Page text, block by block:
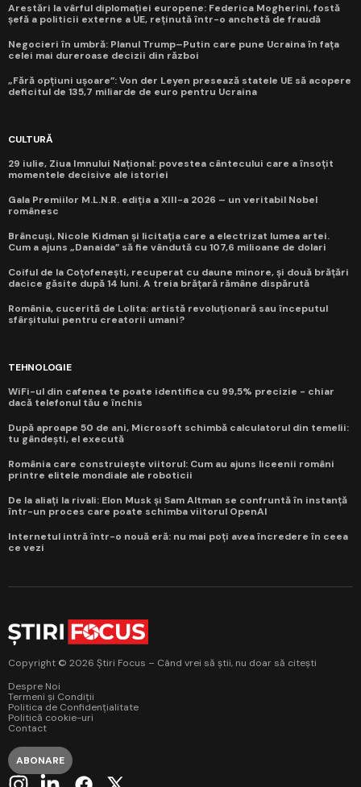
Arestări la vârful diplomației europene: Federica Mogherini, fostă
șefă a politicii externe a UE, reținută într-o anchetă de fraudă
Negocieri în umbră: Planul Trump–Putin care pune Ucraina în fața
celei mai dureroase decizii din război
„Fără opțiuni ușoare”: Von der Leyen presează statele UE să acopere
deficitul de 135,7 miliarde de euro pentru Ucraina
CULTURĂ
29 iulie, Ziua Imnului Național: povestea cântecului care a însoțit
momentele decisive ale istoriei
Gala Premiilor M.L.N.R. ediția a XIII-a 2026 – un veritabil Nobel
românesc
Brâncuși, Nicole Kidman și licitația care a electrizat lumea artei.
Cum a ajuns „Danaida” să fie vândută cu 107,6 milioane de dolari
Coiful de la Coțofenești, recuperat cu daune minore, și două brățări
dacice găsite după 14 luni. A treia brățară rămâne dispărută
România, cucerită de Lolita: artistă revoluționară sau începutul
sfârșitului pentru creatorii umani?
TEHNOLOGIE
WiFi-ul din cafenea te poate identifica cu 99,5% precizie - chiar
dacă telefonul tău e închis
După aproape 50 de ani, Microsoft schimbă calculatorul din temelii:
tu gândești, el execută
România care construiește viitorul: Cum au ajuns liceenii români
printre elitele mondiale ale roboticii
De la aliați la rivali: Elon Musk și Sam Altman se confruntă în instanță
într-un proces care poate schimba viitorul OpenAI
Internetul intră într-o nouă eră: nu mai poți avea încredere în ceea
ce vezi
Copyright © 2026 Știri Focus – Când vrei să știi, nu doar să citești
Despre Noi
Termeni și Condiții
Politica de Confidențialitate
Politică cookie-uri
Contact
ABONARE